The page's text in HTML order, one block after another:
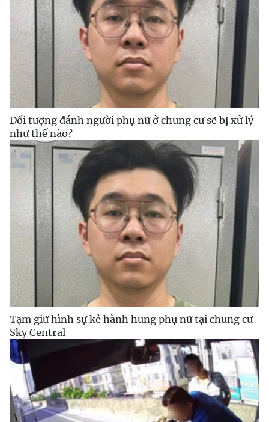
Đối tượng đánh người phụ nữ ở chung cư sẽ bị xử lý
như thế nào?
Tạm giữ hình sự kẻ hành hung phụ nữ tại chung cư
Sky Central